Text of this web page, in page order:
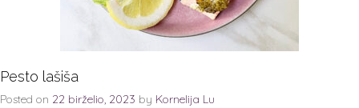
Pesto lašiša
Posted on 22 birželio, 2023 by Kornelija Lu